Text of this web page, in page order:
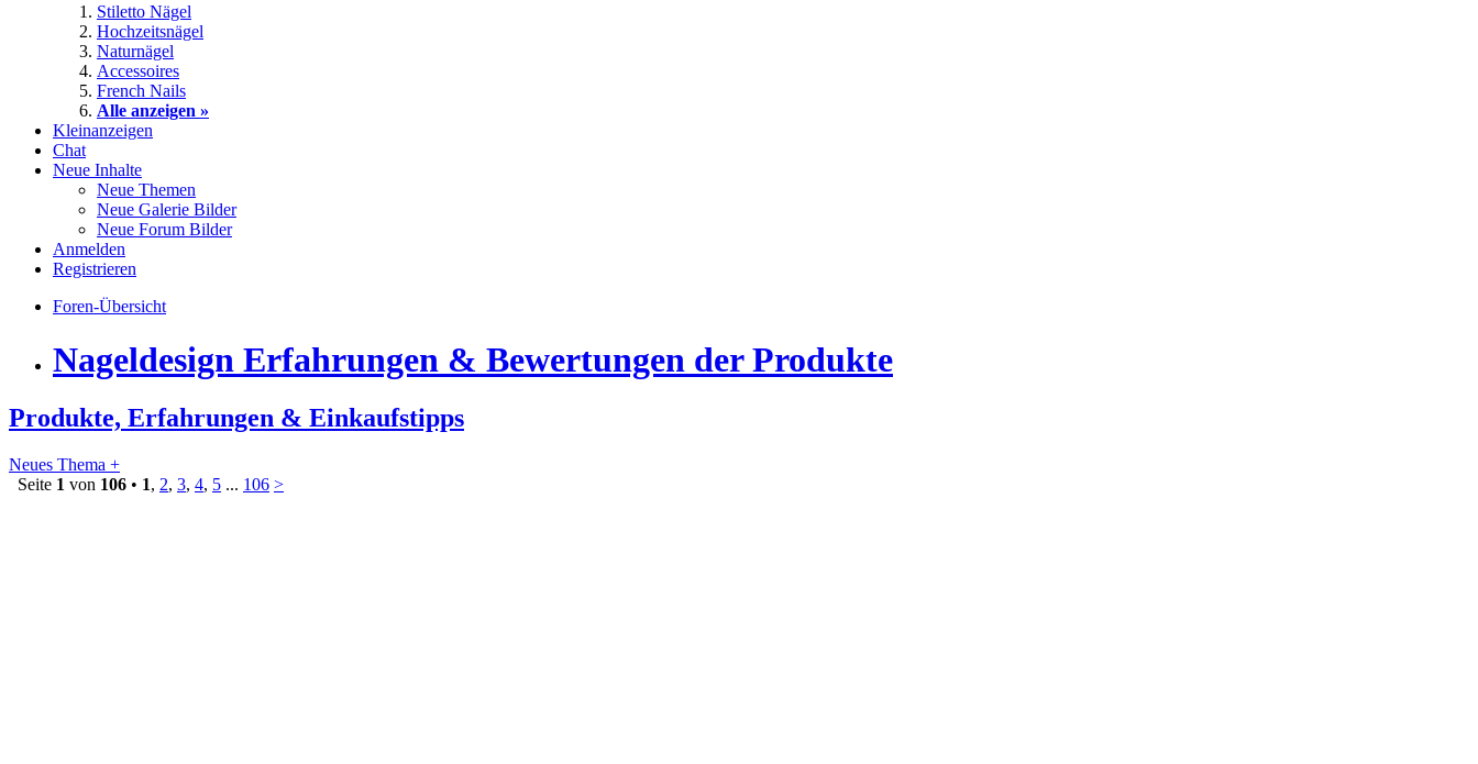
Stiletto Nägel
Hochzeitsnägel
Naturnägel
Accessoires
French Nails
Alle anzeigen »
Kleinanzeigen
Chat
Neue Inhalte
Neue Themen
Neue Galerie Bilder
Neue Forum Bilder
Anmelden
Registrieren
Foren-Übersicht
Nageldesign Erfahrungen & Bewertungen der Produkte
Produkte, Erfahrungen & Einkaufstipps
Neues Thema +
Seite 1 von 106 • 1, 2, 3, 4, 5 ... 106 >